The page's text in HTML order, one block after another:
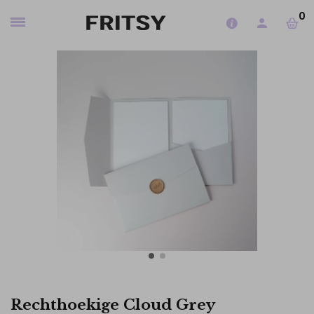
0
Rechthoekige Cloud Grey